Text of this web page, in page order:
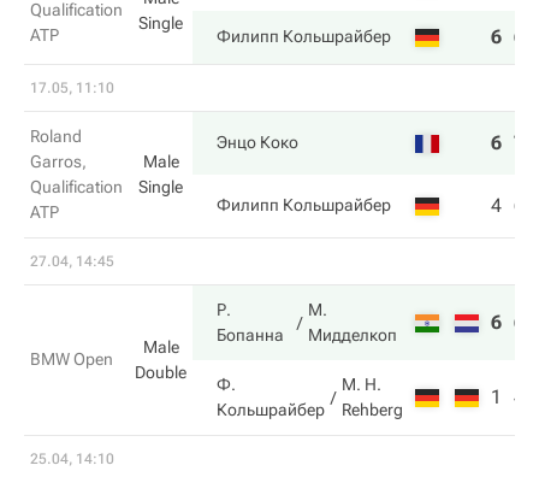
Qualification
ATP
Single
Филипп Кольшрайбер 6 6
17.05, 11:10
Roland
Garros,
Qualification
ATP
Male
Single
Энцо Коко 6 7
Филипп Кольшрайбер 4 6
27.04, 14:45
BMW Open
Male
Double
Р.
Бопанна
М.
Мидделкоп
6 6
Ф.
Кольшрайбер
M. H.
Rehberg
1 4
25.04, 14:10